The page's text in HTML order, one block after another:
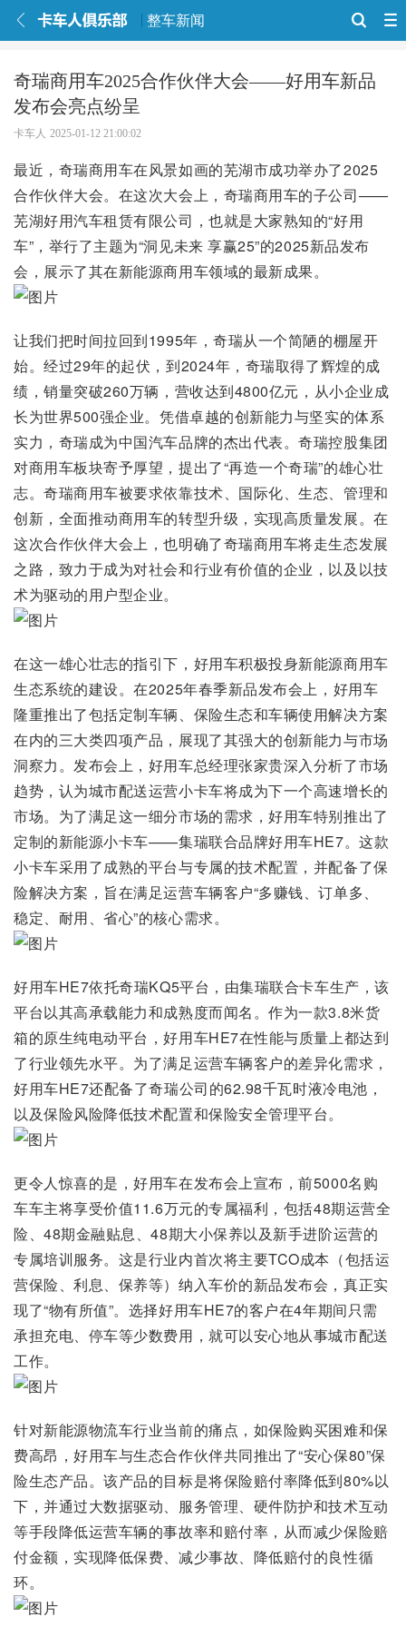
整车新闻
奇瑞商用车2025合作伙伴大会——好用车新品
发布会亮点纷呈
卡车人 2025-01-12 21:00:02
最近，奇瑞商用车在风景如画的芜湖市成功举办了2025
合作伙伴大会。在这次大会上，奇瑞商用车的子公司——
芜湖好用汽车租赁有限公司，也就是大家熟知的“好用
车”，举行了主题为“洞见未来 享赢25”的2025新品发布
会，展示了其在新能源商用车领域的最新成果。
让我们把时间拉回到1995年，奇瑞从一个简陋的棚屋开
始。经过29年的起伏，到2024年，奇瑞取得了辉煌的成
绩，销量突破260万辆，营收达到4800亿元，从小企业成
长为世界500强企业。凭借卓越的创新能力与坚实的体系
实力，奇瑞成为中国汽车品牌的杰出代表。奇瑞控股集团
对商用车板块寄予厚望，提出了“再造一个奇瑞”的雄心壮
志。奇瑞商用车被要求依靠技术、国际化、生态、管理和
创新，全面推动商用车的转型升级，实现高质量发展。在
这次合作伙伴大会上，也明确了奇瑞商用车将走生态发展
之路，致力于成为对社会和行业有价值的企业，以及以技
术为驱动的用户型企业。
在这一雄心壮志的指引下，好用车积极投身新能源商用车
生态系统的建设。在2025年春季新品发布会上，好用车
隆重推出了包括定制车辆、保险生态和车辆使用解决方案
在内的三大类四项产品，展现了其强大的创新能力与市场
洞察力。发布会上，好用车总经理张家贵深入分析了市场
趋势，认为城市配送运营小卡车将成为下一个高速增长的
市场。为了满足这一细分市场的需求，好用车特别推出了
定制的新能源小卡车——集瑞联合品牌好用车HE7。这款
小卡车采用了成熟的平台与专属的技术配置，并配备了保
险解决方案，旨在满足运营车辆客户“多赚钱、订单多、
稳定、耐用、省心”的核心需求。
好用车HE7依托奇瑞KQ5平台，由集瑞联合卡车生产，该
平台以其高承载能力和成熟度而闻名。作为一款3.8米货
箱的原生纯电动平台，好用车HE7在性能与质量上都达到
了行业领先水平。为了满足运营车辆客户的差异化需求，
好用车HE7还配备了奇瑞公司的62.98千瓦时液冷电池，
以及保险风险降低技术配置和保险安全管理平台。
更令人惊喜的是，好用车在发布会上宣布，前5000名购
车车主将享受价值11.6万元的专属福利，包括48期运营全
险、48期金融贴息、48期大小保养以及新手进阶运营的
专属培训服务。这是行业内首次将主要TCO成本（包括运
营保险、利息、保养等）纳入车价的新品发布会，真正实
现了“物有所值”。选择好用车HE7的客户在4年期间只需
承担充电、停车等少数费用，就可以安心地从事城市配送
工作。
针对新能源物流车行业当前的痛点，如保险购买困难和保
费高昂，好用车与生态合作伙伴共同推出了“安心保80”保
险生态产品。该产品的目标是将保险赔付率降低到80%以
下，并通过大数据驱动、服务管理、硬件防护和技术互动
等手段降低运营车辆的事故率和赔付率，从而减少保险赔
付金额，实现降低保费、减少事故、降低赔付的良性循
环。